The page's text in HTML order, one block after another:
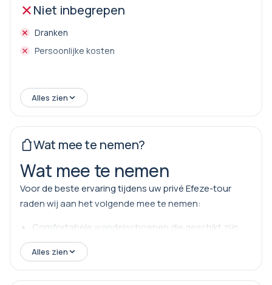
Niet inbegrepen
Dranken
Persoonlijke kosten
Alles zien
Wat mee te nemen?
Wat mee te nemen
Voor de beste ervaring tijdens uw privé Efeze-tour
raden wij aan het volgende mee te nemen:
Comfortabele wandelschoenen die geschikt zijn
voor oude marmeren straten
Zonnebril en zonnebrandcrème, vooral tijdens de
Alles zien